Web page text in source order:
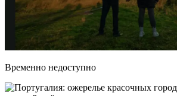
Временно недоступно